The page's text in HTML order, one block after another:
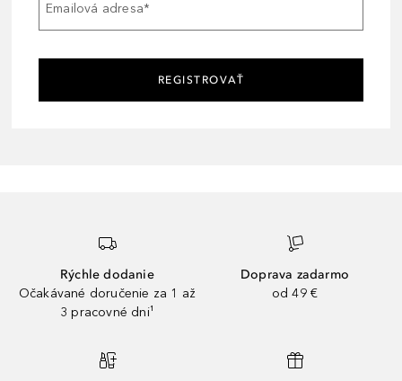
Emailová adresa*
REGISTROVAŤ
Rýchle dodanie
Očakávané doručenie za 1 až
3 pracovné dni¹
Doprava zadarmo
od 49 €